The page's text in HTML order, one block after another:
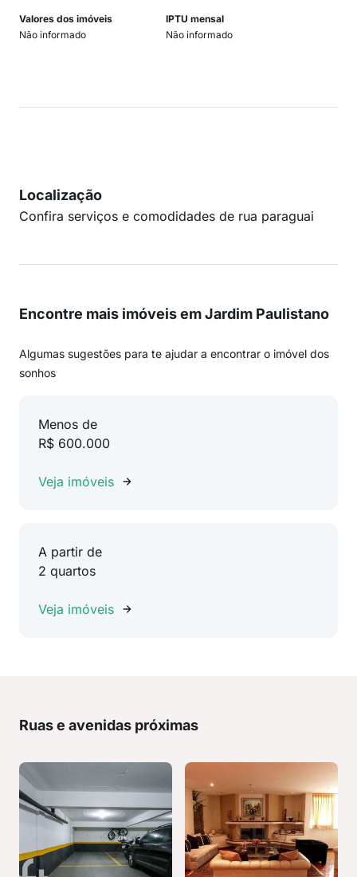
Valores dos imóveis
Não informado
IPTU mensal
Não informado
Localização
Confira serviços e comodidades de rua paraguai
Encontre mais imóveis em Jardim Paulistano
Algumas sugestões para te ajudar a encontrar o imóvel dos
sonhos
Menos de
R$ 600.000
Veja imóveis
A partir de
2 quartos
Veja imóveis
Ruas e avenidas próximas